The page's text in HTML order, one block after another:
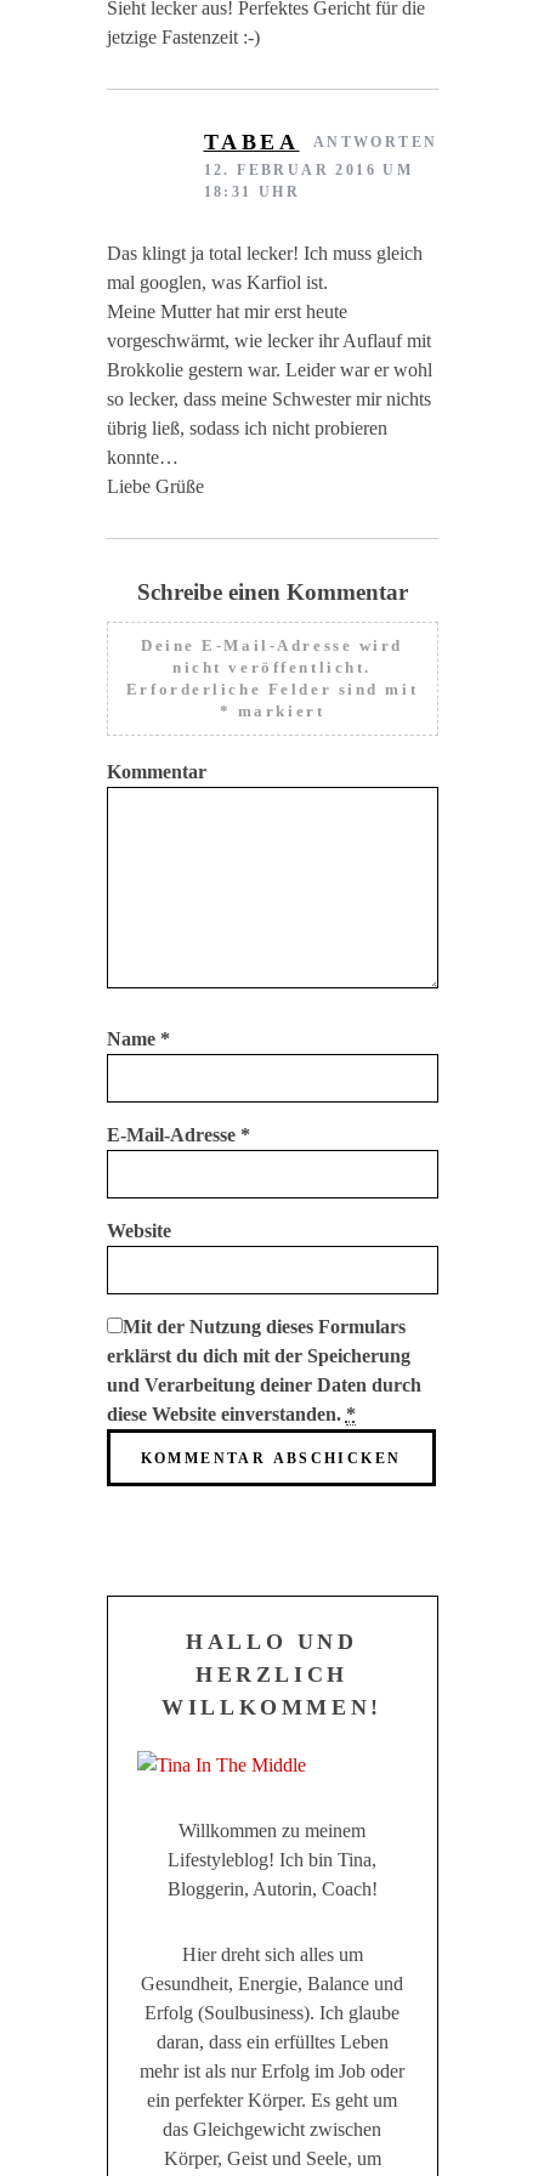
Sieht lecker aus! Perfektes Gericht für die
jetzige Fastenzeit :-)
TABEA
12. FEBRUAR 2016 UM
18:31 UHR
Das klingt ja total lecker! Ich muss gleich
mal googlen, was Karfiol ist.
Meine Mutter hat mir erst heute
vorgeschwärmt, wie lecker ihr Auflauf mit
Brokkolie gestern war. Leider war er wohl
so lecker, dass meine Schwester mir nichts
übrig ließ, sodass ich nicht probieren
konnte…
Liebe Grüße
ANTWORTEN
Schreibe einen Kommentar
Deine E-Mail-Adresse wird
nicht veröffentlicht.
Erforderliche Felder sind mit
*
markiert
Kommentar
Name *
E-Mail-Adresse *
Website
Mit der Nutzung dieses Formulars
erklärst du dich mit der Speicherung
und Verarbeitung deiner Daten durch
diese Website einverstanden. *
HALLO UND
HERZLICH
WILLKOMMEN!
Willkommen zu meinem
Lifestyleblog! Ich bin Tina,
Bloggerin, Autorin, Coach!
Hier dreht sich alles um
Gesundheit, Energie, Balance und
Erfolg (Soulbusiness). Ich glaube
daran, dass ein erfülltes Leben
mehr ist als nur Erfolg im Job oder
ein perfekter Körper. Es geht um
das Gleichgewicht zwischen
Körper, Geist und Seele, um